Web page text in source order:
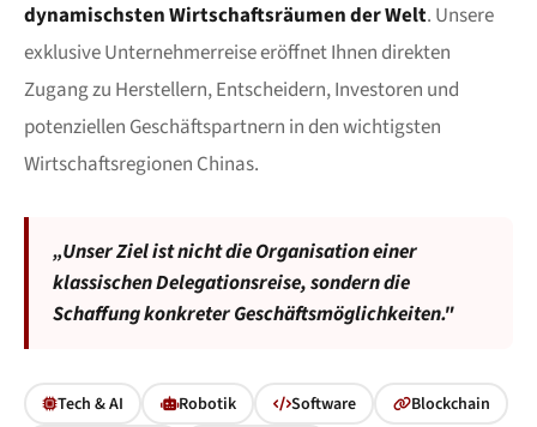
dynamischsten Wirtschaftsräumen der Welt. Unsere
exklusive Unternehmerreise eröffnet Ihnen direkten
Zugang zu Herstellern, Entscheidern, Investoren und
potenziellen Geschäftspartnern in den wichtigsten
Wirtschaftsregionen Chinas.
„Unser Ziel ist nicht die Organisation einer
klassischen Delegationsreise, sondern die
Schaffung konkreter Geschäftsmöglichkeiten."
Tech & AI Robotik Software
Blockchain